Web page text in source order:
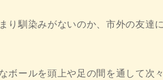
り馴染みがないのか、市外の友達
ボールを頭上や足の間を通して次